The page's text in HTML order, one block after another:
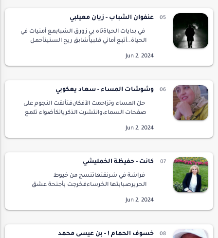
عنفوان الشباب - زيان معيلبي
في بدايات الحياةتاه بي زورق الشبابمع أمنيات في
الحياة..أتبع أماني قلبيأُسَابق ريح السنينأحمل
أرىغيرُ زهرٍ يكسو دُنيايَاخضرارغيرُ ز…
وشوشات المساء - سعاد يعكوبي
حلّ المساء وتزاحمت الأفكار،فتألقت النجوم على
صفحات السماء،وانتشرت الذكرياتكأضواء تلمع
الانكسار،فتنتفض حروفي في بحر الابتكار،بلغة
كانت - حفيظة الخمليشي
فراشة في شرنقتهاتنسج من خيوط
الحريرصبابتها الخرساءفخرجت بأجنحة عشق
المعبدفدخلتهسقفه أرواح متعبدةاركانه أصوات
خسوف الحمام ! - بن عيسى محمد